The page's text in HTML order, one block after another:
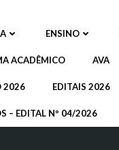
ENSINO
ACADÊMICO AVA
2026 EDITAIS 2026
– EDITAL Nº 04/2026